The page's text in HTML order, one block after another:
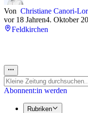
Von Christiane Canori-
vor 18 Jahren4. Oktober
Feldkirchen
Abonnent:in werden
Rubriken